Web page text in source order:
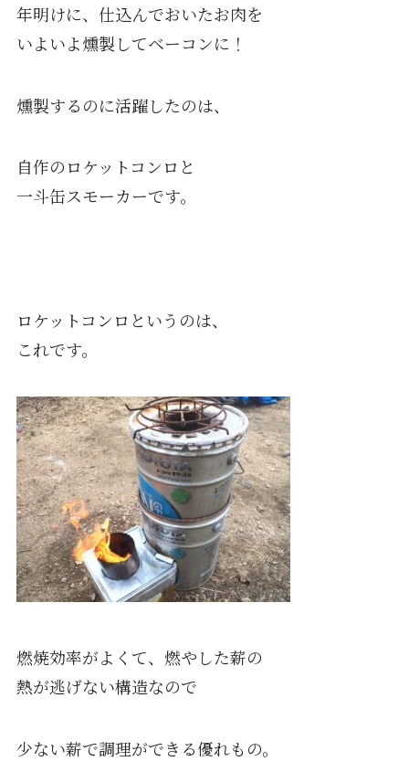
年明けに、仕込んでおいたお肉を
いよいよ燻製してベーコンに！
燻製するのに活躍したのは、
自作のロケットコンロと
一斗缶スモーカーです。
ロケットコンロというのは、
これです。
燃焼効率がよくて、燃やした薪の
熱が逃げない構造なので
少ない薪で調理ができる優れもの。